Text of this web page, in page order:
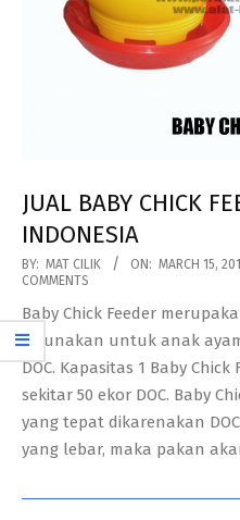
JUAL BABY CHICK
INDONESIA
2018-
03-
15
BY: MAT CILIK ON: MARCH 15,
COMMENTS
Baby Chick Feeder
digunakan untuk anak
DOC. Kapasitas 1 Baby
sekitar 50 ekor DOC. Baby
yang tepat dikarenakan
yang lebar, maka pakan